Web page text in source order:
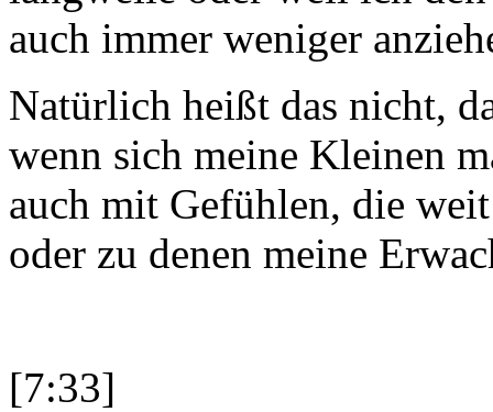
auch immer weniger
Natürlich heißt das nicht,
wenn sich meine Kleinen
auch mit Gefühlen, die
oder zu denen meine
[7:33]